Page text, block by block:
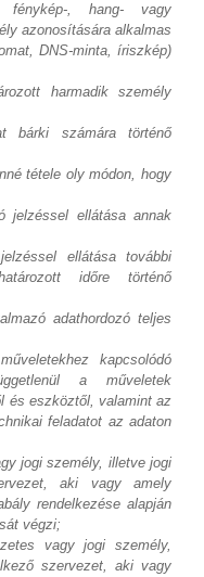
fénykép-, hang- vagy
azonosítására alkalmas
DNS-minta, íriszkép)
harmadik személy
bárki számára történő
tétele oly módon, hogy
jelzéssel ellátása annak
ellátása további
időre történő
adathordozó teljes
kapcsolódó
a műveletek
és eszköztől, valamint az
feladatot az adaton
jogi személy, illetve jogi
aki vagy amely
rendelkezése alapján
végzi;
vagy jogi személy,
szervezet, aki vagy